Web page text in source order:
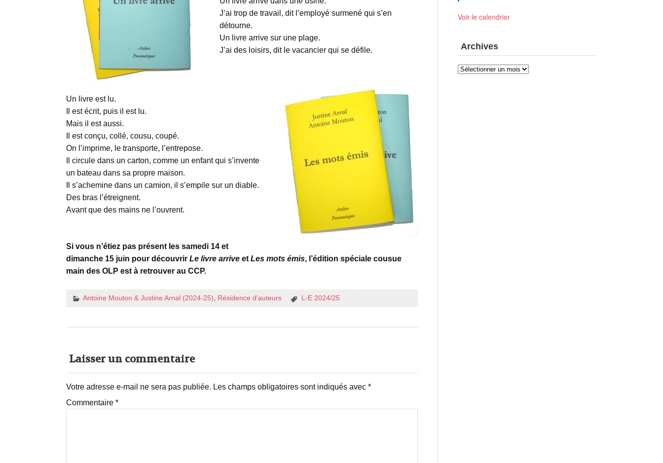
J’ai trop de travail, dit l’employé surmené qui s’en
détourne.
Un livre arrive sur une plage.
J’ai des loisirs, dit le vacancier qui se défile.
Un livre est lu.
Il est écrit, puis il est lu.
Mais il est aussi.
Il est conçu, collé, cousu, coupé.
On l’imprime, le transporte, l’entrepose.
Il circule dans un carton, comme un enfant qui s’invente
un bateau dans sa propre maison.
Il s’achemine dans un camion, il s’empile sur un diable.
Des bras l’étreignent.
Avant que des mains ne l’ouvrent.
Si vous n’étiez pas présent les samedi 14 et
dimanche 15 juin pour découvrir Le livre arriveet Les mots émis, l’édition spéciale cousue
main des OLP est à retrouver au CCP.
Antoine Mouton & Justine Arnal (2024-25), Résidence d'auteurs L-E 2024/25
Laisser un commentaire
Votre adresse e-mail ne sera pas publiée. Les champs obligatoires sont indiqués avec *
Commentaire *
Voir le calendrier
Archives
Archives